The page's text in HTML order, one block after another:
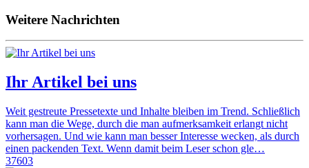
Weitere Nachrichten
Ihr Artikel bei uns
Weit gestreute Pressetexte und Inhalte bleiben im Trend. Schließlich
kann man die Wege, durch die man aufmerksamkeit erlangt nicht
vorhersagen. Und wie kann man besser Interesse wecken, als durch
einen packenden Text. Wenn damit beim Leser schon gle…
37603